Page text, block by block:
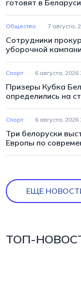
готовят в Беларуси
Общество 7 августа,
Сотрудники
уборочной
Спорт 6 августа, 2026
Призеры Кубка
определились на
Спорт 6 августа, 2026
Три белоруски
Европы по
ЕЩЕ
ТОП-